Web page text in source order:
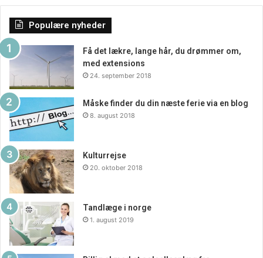
Populære nyheder
Få det lækre, lange hår, du drømmer om,
med extensions
24. september 2018
Måske finder du din næste ferie via en blog
8. august 2018
Kulturrejse
20. oktober 2018
Tandlæge i norge
1. august 2019